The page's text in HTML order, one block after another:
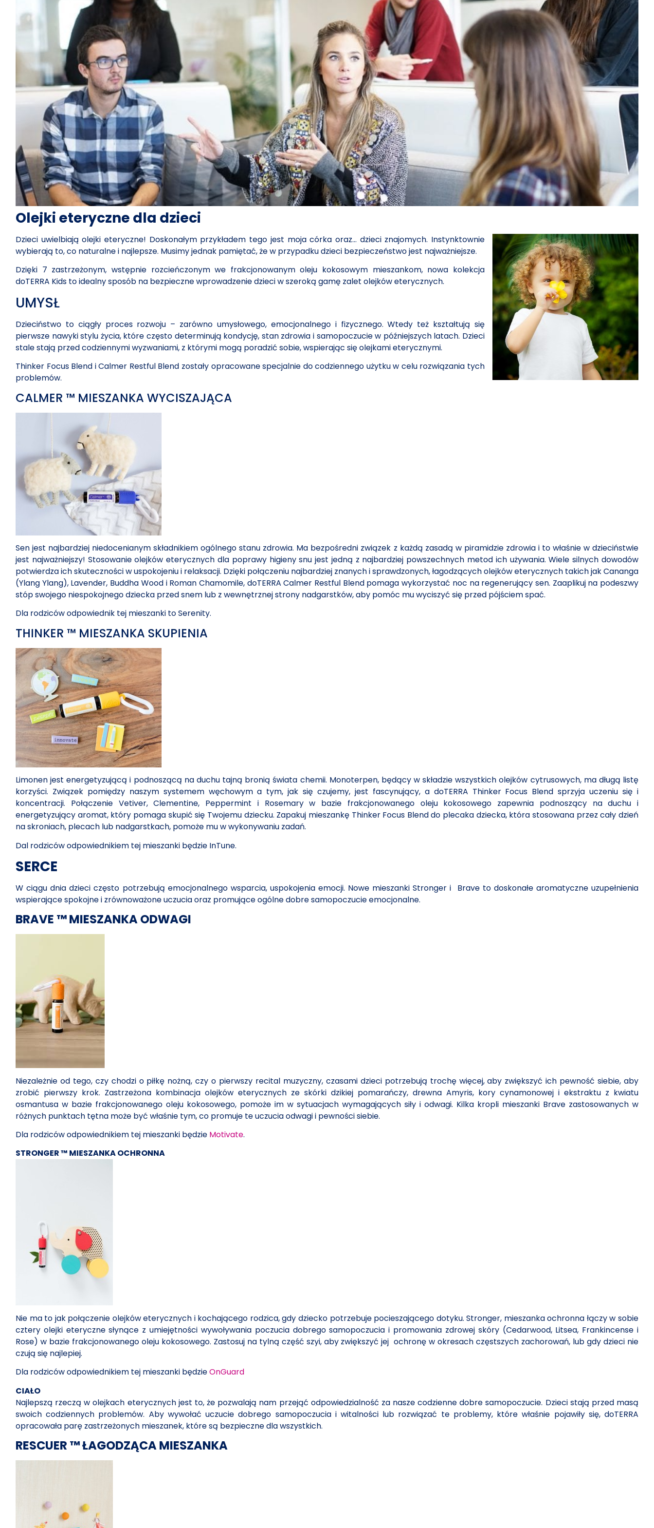
Olejki eteryczne dla dzieci
Dzieci uwielbiają olejki eteryczne! Doskonałym przykładem tego jest moja córka oraz… dzieci znajomych. Instynktownie
wybierają to, co naturalne i najlepsze. Musimy jednak pamiętać, że w przypadku dzieci bezpieczeństwo jest najważniejsze.
Dzięki 7 zastrzeżonym, wstępnie rozcieńczonym we frakcjonowanym oleju kokosowym mieszankom, nowa kolekcja
doTERRA Kids to idealny sposób na bezpieczne wprowadzenie dzieci w szeroką gamę zalet olejków eterycznych.
UMYSŁ
Dzieciństwo to ciągły proces rozwoju – zarówno umysłowego, emocjonalnego i fizycznego. Wtedy też kształtują się
pierwsze nawyki stylu życia, które często determinują kondycję, stan zdrowia i samopoczucie w późniejszych latach. Dzieci
stale stają przed codziennymi wyzwaniami, z którymi mogą poradzić sobie, wspierając się olejkami eterycznymi.
Thinker Focus Blend i Calmer Restful Blend zostały opracowane specjalnie do codziennego użytku w celu rozwiązania tych
problemów.
CALMER ™ MIESZANKA WYCISZAJĄCA
Sen jest najbardziej niedocenianym składnikiem ogólnego stanu zdrowia. Ma bezpośredni związek z każdą zasadą w piramidzie zdrowia i to właśnie w dzieciństwie
jest najważniejszy! Stosowanie olejków eterycznych dla poprawy higieny snu jest jedną z najbardziej powszechnych metod ich używania. Wiele silnych dowodów
potwierdza ich skuteczności w uspokojeniu i relaksacji. Dzięki połączeniu najbardziej znanych i sprawdzonych, łagodzących olejków eterycznych takich jak Cananga
(Ylang Ylang), Lavender, Buddha Wood i Roman Chamomile, doTERRA Calmer Restful Blend pomaga wykorzystać noc na regenerujący sen. Zaaplikuj na podeszwy
stóp swojego niespokojnego dziecka przed snem lub z wewnętrznej strony nadgarstków, aby pomóc mu wyciszyć się przed pójściem spać.
Dla rodziców odpowiednik tej mieszanki to Serenity.
THINKER ™ MIESZANKA SKUPIENIA
Limonen jest energetyzującą i podnoszącą na duchu tajną bronią świata chemii. Monoterpen, będący w składzie wszystkich olejków cytrusowych, ma długą listę
korzyści. Związek pomiędzy naszym systemem węchowym a tym, jak się czujemy, jest fascynujący, a doTERRA Thinker Focus Blend sprzyja uczeniu się i
koncentracji. Połączenie Vetiver, Clementine, Peppermint i Rosemary w bazie frakcjonowanego oleju kokosowego zapewnia podnoszący na duchu i
energetyzujący aromat, który pomaga skupić się Twojemu dziecku. Zapakuj mieszankę Thinker Focus Blend do plecaka dziecka, która stosowana przez cały dzień
na skroniach, plecach lub nadgarstkach, pomoże mu w wykonywaniu zadań.
Dal rodziców odpowiednikiem tej mieszanki będzie InTune.
SERCE
W ciągu dnia dzieci często potrzebują emocjonalnego wsparcia, uspokojenia emocji. Nowe mieszanki Stronger i Brave to doskonałe aromatyczne uzupełnienia
wspierające spokojne i zrównoważone uczucia oraz promujące ogólne dobre samopoczucie emocjonalne.
BRAVE ™ MIESZANKA ODWAGI
Niezależnie od tego, czy chodzi o piłkę nożną, czy o pierwszy recital muzyczny, czasami dzieci potrzebują trochę więcej, aby zwiększyć ich pewność siebie, aby
zrobić pierwszy krok. Zastrzeżona kombinacja olejków eterycznych ze skórki dzikiej pomarańczy, drewna Amyris, kory cynamonowej i ekstraktu z kwiatu
osmantusa w bazie frakcjonowanego oleju kokosowego, pomoże im w sytuacjach wymagających siły i odwagi. Kilka kropli mieszanki Brave zastosowanych w
różnych punktach tętna może być właśnie tym, co promuje te uczucia odwagi i pewności siebie.
Dla rodziców odpowiednikiem tej mieszanki będzie Motivate.
STRONGER ™ MIESZANKA OCHRONNA
Nie ma to jak połączenie olejków eterycznych i kochającego rodzica, gdy dziecko potrzebuje pocieszającego dotyku. Stronger, mieszanka ochronna łączy w sobie
cztery olejki eteryczne słynące z umiejętności wywoływania poczucia dobrego samopoczucia i promowania zdrowej skóry (Cedarwood, Litsea, Frankincense i
Rose) w bazie frakcjonowanego oleju kokosowego. Zastosuj na tylną część szyi, aby zwiększyć jej ochronę w okresach częstszych zachorowań, lub gdy dzieci nie
czują się najlepiej.
Dla rodziców odpowiednikiem tej mieszanki będzieOnGuard
CIAŁO
Najlepszą rzeczą w olejkach eterycznych jest to, że pozwalają nam przejąć odpowiedzialność za nasze codzienne dobre samopoczucie. Dzieci stają przed masą
swoich codziennych problemów. Aby wywołać uczucie dobrego samopoczucia i witalności lub rozwiązać te problemy, które właśnie pojawiły się, doTERRA
opracowała parę zastrzeżonych mieszanek, które są bezpieczne dla wszystkich.
RESCUER ™ ŁAGODZĄCA MIESZANKA